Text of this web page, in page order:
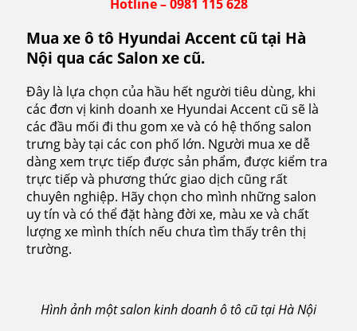
Hotline – 0981 115 628
Mua xe ô tô Hyundai Accent cũ tại Hà
Nội qua các Salon xe cũ.
Đây là lựa chọn của hầu hết người tiêu dùng, khi
các đơn vị kinh doanh xe Hyundai Accent cũ sẽ là
các đầu mối đi thu gom xe và có hệ thống salon
trưng bày tại các con phố lớn. Người mua xe dễ
dàng xem trực tiếp được sản phẩm, được kiểm tra
trực tiếp và phương thức giao dịch cũng rất
chuyên nghiệp. Hãy chọn cho mình những salon
uy tín và có thể đặt hàng đời xe, màu xe và chất
lượng xe mình thích nếu chưa tìm thấy trên thị
trường.
Hình ảnh một salon kinh doanh ô tô cũ tại Hà Nội